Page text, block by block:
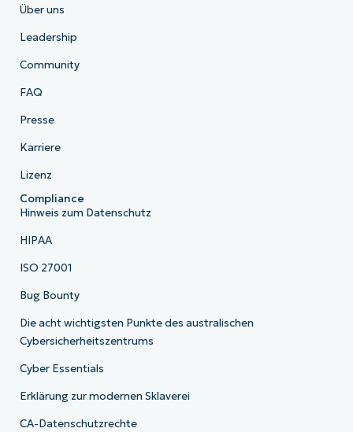
Über uns
Leadership
Community
FAQ
Presse
Karriere
Lizenz
Compliance
Hinweis zum Datenschutz
HIPAA
ISO 27001
Bug Bounty
Die acht wichtigsten Punkte des australischen
Cybersicherheitszentrums
Cyber Essentials
Erklärung zur modernen Sklaverei
CA-Datenschutzrechte